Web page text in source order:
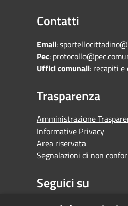
Contatti
Email:
Pec:
Uffici comunali: recapiti e
Trasparenza
Amministrazione
Informative Privacy
Area riservata
Segnalazioni di non
Seguici su